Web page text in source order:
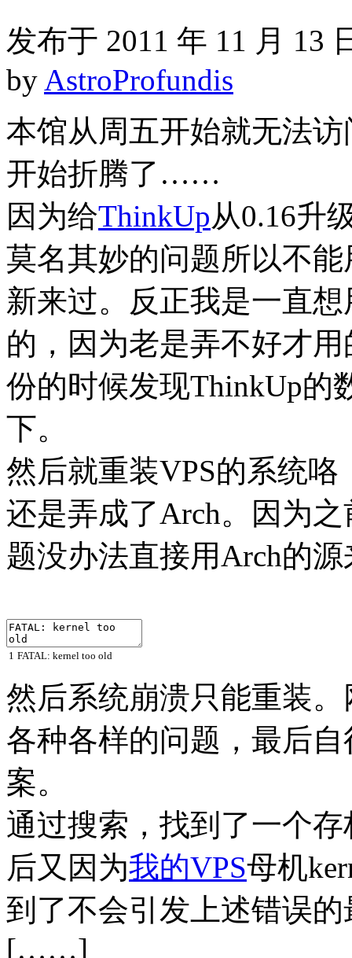
发布于 2011 年 11 月 13
by AstroProfundis
本馆从周五开始就无法
开始折腾了……
因为给ThinkUp从0.16升
莫名其妙的问题所以不
新来过。反正我是一直
的，因为老是弄不好才
份的时候发现ThinkUp的
下。
然后就重装VPS的系统
还是弄成了Arch。因为
题没办法直接用Arch的
1 FATAL: kernel too old
然后系统崩溃只能重装
各种各样的问题，最后
案。
通过搜索，找到了一个
后又因为我的VPS母机
到了不会引发上述错误
[……]